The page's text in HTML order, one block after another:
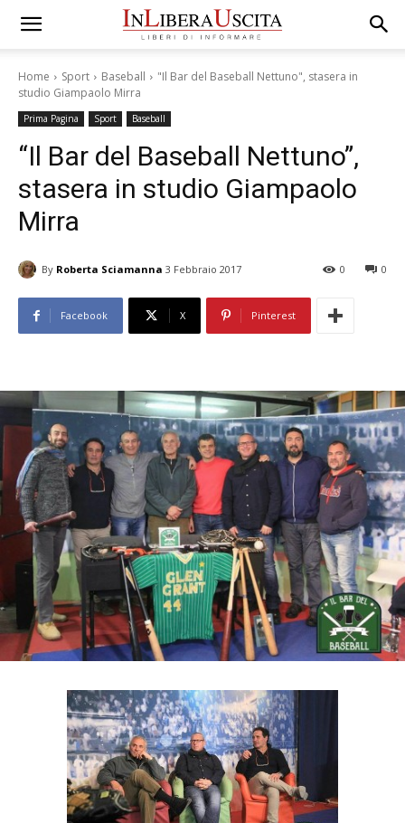
Home Sport Baseball
"Il Bar del Baseball Nettuno", stasera in
studio Giampaolo Mirra
Prima Pagina Sport Baseball
“Il Bar del Baseball Nettuno”,
stasera in studio Giampaolo
Mirra
By Roberta Sciamanna 3 Febbraio 2017 0
0
Facebook X Pinterest